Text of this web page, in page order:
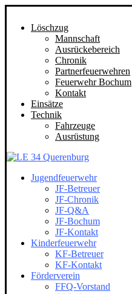
Löschzug
Mannschaft
Ausrückebereich
Chronik
Partnerfeuerwehren
Feuerwehr Bochum
Kontakt
Einsätze
Technik
Fahrzeuge
Ausrüstung
Jugendfeuerwehr
JF-Betreuer
JF-Chronik
JF-Q&A
JF-Bochum
JF-Kontakt
Kinderfeuerwehr
KF-Betreuer
KF-Kontakt
Förderverein
FFQ-Vorstand